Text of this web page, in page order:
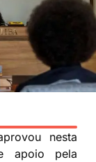
nesta
apoio pela